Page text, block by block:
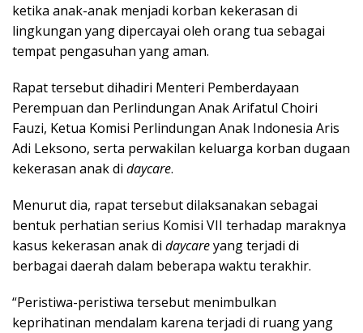
ketika anak-anak menjadi korban kekerasan di
lingkungan yang dipercayai oleh orang tua sebagai
tempat pengasuhan yang aman.
Rapat tersebut dihadiri Menteri Pemberdayaan
Perempuan dan Perlindungan Anak Arifatul Choiri
Fauzi, Ketua Komisi Perlindungan Anak Indonesia Aris
Adi Leksono, serta perwakilan keluarga korban dugaan
kekerasan anak di daycare.
Menurut dia, rapat tersebut dilaksanakan sebagai
bentuk perhatian serius Komisi VII terhadap maraknya
kasus kekerasan anak di daycareyang terjadi di
berbagai daerah dalam beberapa waktu terakhir.
“Peristiwa-peristiwa tersebut menimbulkan
keprihatinan mendalam karena terjadi di ruang yang